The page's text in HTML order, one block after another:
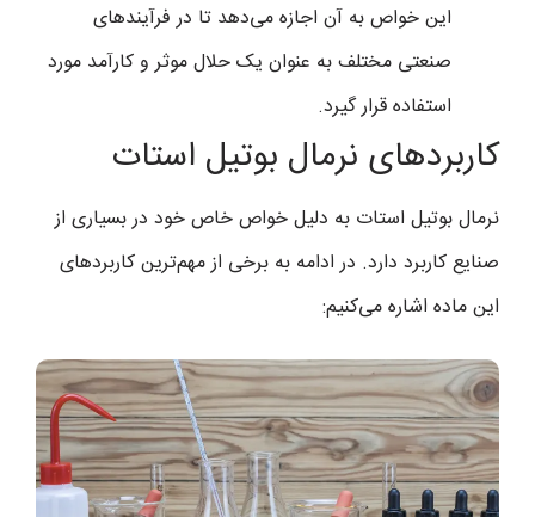
این خواص به آن اجازه می‌دهد تا در فرآیندهای
صنعتی مختلف به عنوان یک حلال موثر و کارآمد مورد
استفاده قرار گیرد.
کاربردهای نرمال بوتیل استات
نرمال بوتیل استات به دلیل خواص خاص خود در بسیاری از
صنایع کاربرد دارد. در ادامه به برخی از مهم‌ترین کاربردهای
این ماده اشاره می‌کنیم: